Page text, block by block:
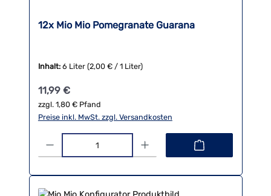
12x Mio Mio Pomegranate Guarana
Inhalt: 6 Liter (2,00 € / 1 Liter)
Regulärer Preis:
11,99 €
zzgl. 1,80 € Pfand
Preise inkl. MwSt. zzgl. Versandkosten
Produkt Anzahl: Gib den gewünschten Wert ein oder benutze